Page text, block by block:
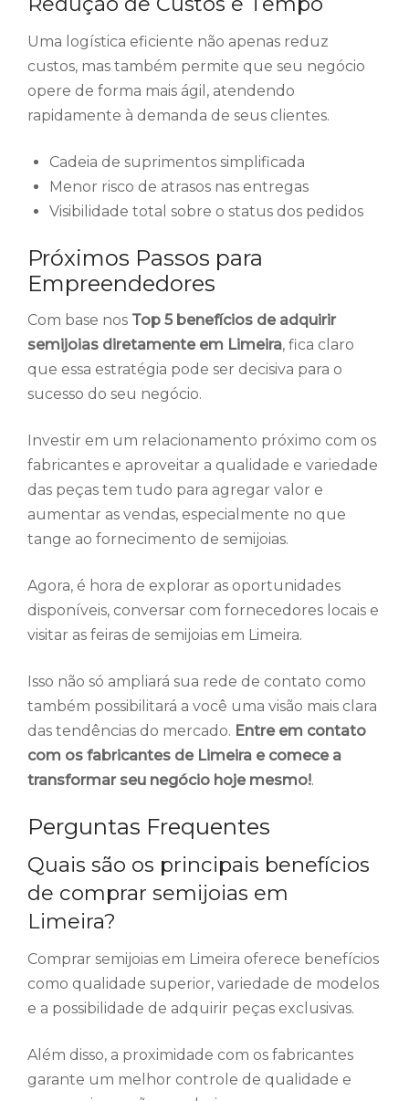
Uma logística eficiente não apenas reduz
custos, mas também permite que seu negócio
opere de forma mais ágil, atendendo
rapidamente à demanda de seus clientes.
Cadeia de suprimentos simplificada
Menor risco de atrasos nas entregas
Visibilidade total sobre o status dos pedidos
Próximos Passos para
Empreendedores
Com base nos Top 5 benefícios de adquirir
semijoias diretamente em Limeira, fica claro
que essa estratégia pode ser decisiva para o
sucesso do seu negócio.
Investir em um relacionamento próximo com os
fabricantes e aproveitar a qualidade e variedade
das peças tem tudo para agregar valor e
aumentar as vendas, especialmente no que
tange ao fornecimento de semijoias.
Agora, é hora de explorar as oportunidades
disponíveis, conversar com fornecedores locais e
visitar as feiras de semijoias em Limeira.
Isso não só ampliará sua rede de contato como
também possibilitará a você uma visão mais clara
das tendências do mercado. Entre em contato
com os fabricantes de Limeira e comece a
transformar seu negócio hoje mesmo!.
Perguntas Frequentes
Quais são os principais benefícios
de comprar semijoias em
Limeira?
Comprar semijoias em Limeira oferece benefícios
como qualidade superior, variedade de modelos
e a possibilidade de adquirir peças exclusivas.
Além disso, a proximidade com os fabricantes
garante um melhor controle de qualidade e